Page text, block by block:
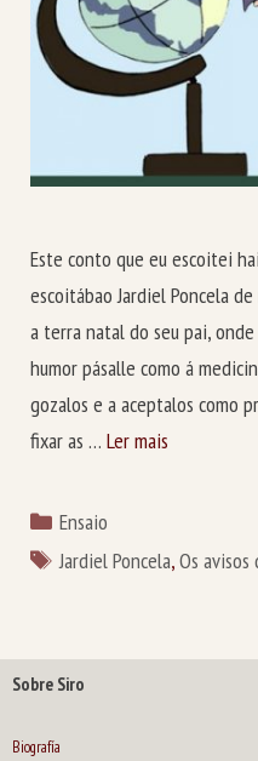
Este conto que eu escoitei
escoitábao Jardiel Poncela
a terra natal do seu pai,
humor pásalle como á
gozalos e a aceptalos como
fixar as … Ler mais
Categorías
Ensaio
Etiquetas
Jardiel Poncela,Os
Sobre Siro
Biografía